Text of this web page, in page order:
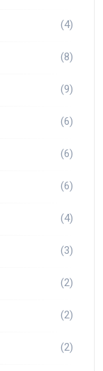
(4)
(8)
(9)
(6)
(6)
(6)
(4)
(3)
(2)
(2)
(2)